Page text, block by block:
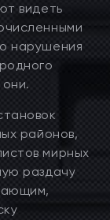
видеть
нарушения
районов,
мирных
раздачу